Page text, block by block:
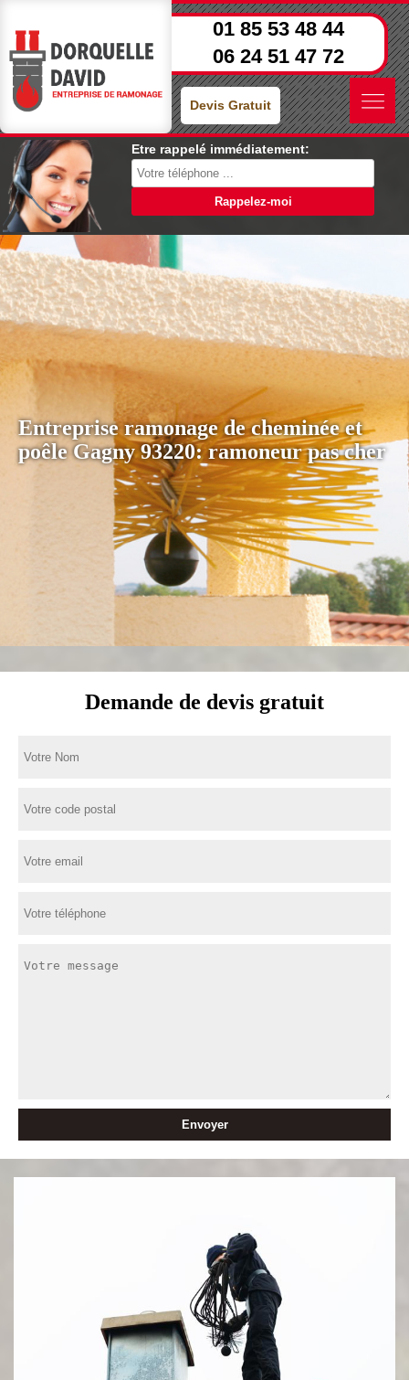
01 85 53 48 44
06 24 51 47 72
Devis Gratuit
Etre rappelé immédiatement:
Entreprise ramonage de cheminée et
poêle Gagny 93220: ramoneur pas cher
Demande de devis gratuit